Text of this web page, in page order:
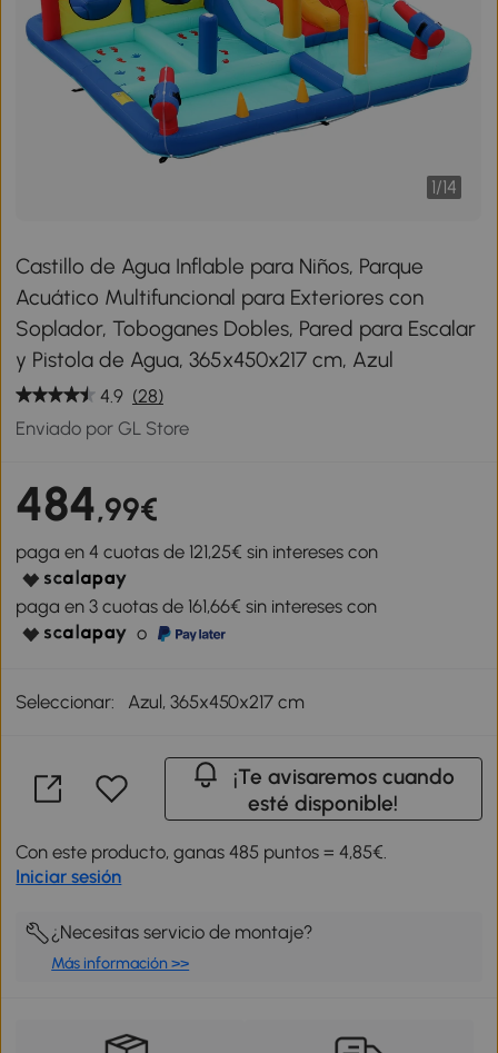
1/14
Castillo de Agua Inflable para Niños, Parque
Acuático Multifuncional para Exteriores con
Soplador, Toboganes Dobles, Pared para Escalar
y Pistola de Agua, 365x450x217 cm, Azul
4.9 (28)
Enviado por GL Store
484,99€
paga en 4 cuotas de 121,25€ sin intereses con
paga en 3 cuotas de 161,66€ sin intereses con
o
Seleccionar: Azul, 365x450x217 cm
¡Te avisaremos cuando
esté disponible!
Con este producto, ganas 485 puntos = 4,85€.
Iniciar sesión
¿Necesitas servicio de montaje?
Más información >>